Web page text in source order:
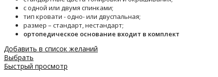
с одной или двумя спинками;
тип кровати - одно- или двуспальная;
размер – стандарт, нестандарт;
ортопедическое основание входит в комплект
Добавить в список желаний
Выбрать
Быстрый просмотр